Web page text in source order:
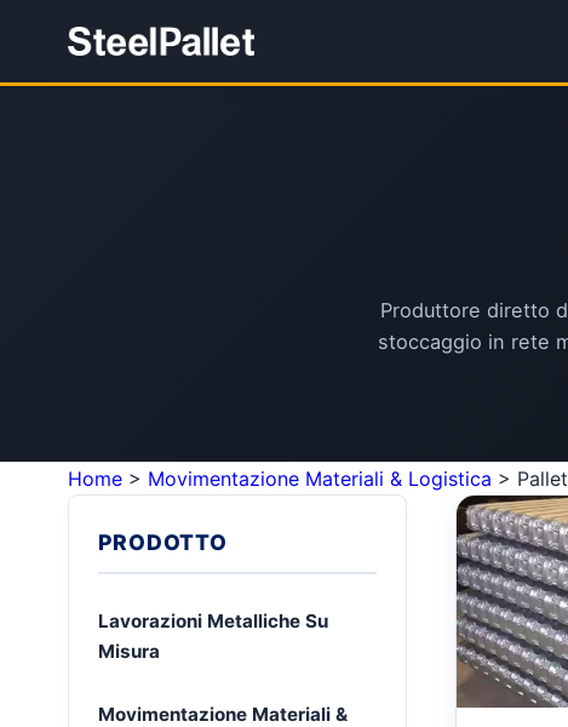
Produttore diretto
stoccaggio in rete
Home > Movimentazione Materiali & Logistica >
PRODOTTO
Lavorazioni Metalliche Su
Misura
Movimentazione Materiali &